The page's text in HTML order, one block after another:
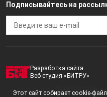
Подписывайтесь на
Разработка сайта:
Веб-студия «БИТРУ»
2023 © i-market |
Этот сайт собирает cookie-